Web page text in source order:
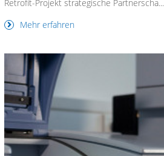
Retrofit-Projekt strategische Partnerscha...
Mehr erfahren